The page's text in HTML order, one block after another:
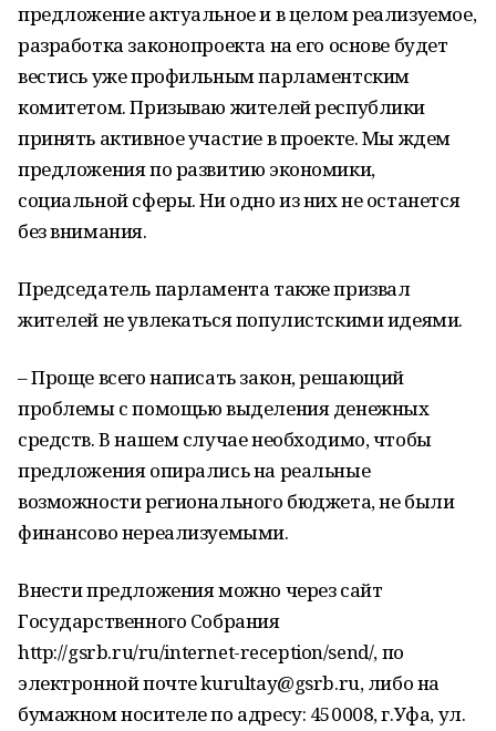
предложение актуальное и в целом реализуемое,
разработка законопроекта на его основе будет
вестись уже профильным парламентским
комитетом. Призываю жителей республики
принять активное участие в проекте. Мы ждем
предложения по развитию экономики,
социальной сферы. Ни одно из них не останется
без внимания.
Председатель парламента также призвал
жителей не увлекаться популистскими идеями.
– Проще всего написать закон, решающий
проблемы с помощью выделения денежных
средств. В нашем случае необходимо, чтобы
предложения опирались на реальные
возможности регионального бюджета, не были
финансово нереализуемыми.
Внести предложения можно через сайт
Государственного Собрания
http://gsrb.ru/ru/internet-reception/send/, по
электронной почте kurultay@gsrb.ru, либо на
бумажном носителе по адресу: 450008, г.Уфа, ул.